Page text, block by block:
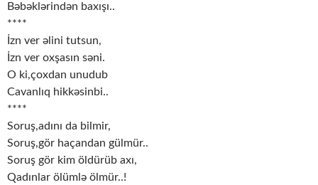
Bəbəklərindən baxışı..
****
İzn ver əlini tutsun,
İzn ver oxşasın səni.
O ki,çoxdan unudub
Cavanlıq hikkəsinbi..
****
Soruş,adını da bilmir,
Soruş,gör haçandan gülmür..
Soruş gör kim öldürüb axı,
Qadınlar ölümlə ölmür..!